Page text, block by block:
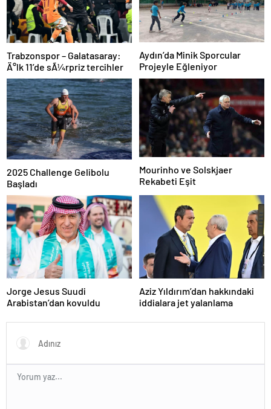
Trabzonspor – Galatasaray:
Ä°lk 11’de sÃ¼rpriz tercihler
Aydın’da Minik Sporcular
Projeyle Eğleniyor
2025 Challenge Gelibolu
Başladı
Mourinho ve Solskjaer
Rekabeti Eşit
Jorge Jesus Suudi
Arabistan’dan kovuldu
Aziz Yıldırım’dan hakkındaki
iddialara jet yalanlama